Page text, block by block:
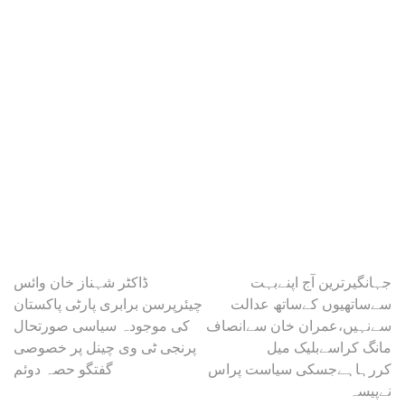
Post
navigation
ڈاکٹر شہناز خان وائس
چیئرپرسن برابری پارٹی پاکستان
کی موجودہ سیاسی صورتحال
پرنجی ٹی وی چینل پر خصوصی
گفتگو حصہ دوئم
‏جہانگیرترین آج اپنےبہت
سےساتھیوں کےساتھ عدالت
سےنہیں،عمران خان سےانصاف
مانگ کراسےبلیک میل
کررہاہےجسکی سیاست پراس
نےپیسہ